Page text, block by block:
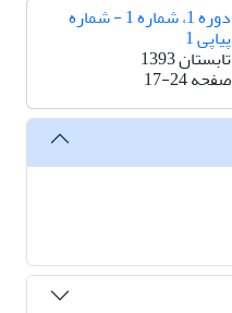
دوره 1، شماره 1 - شماره
پیاپی 1
تابستان 1393
صفحه17-24